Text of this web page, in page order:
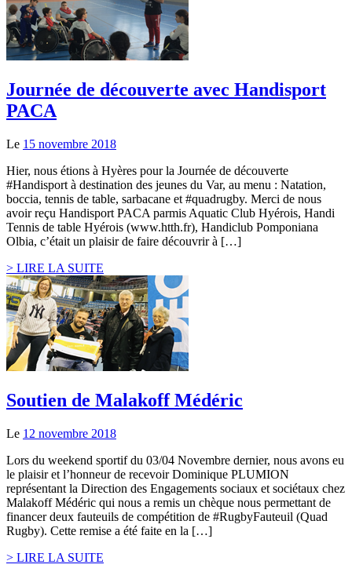
Journée de découverte avec Handisport
PACA
Le 15 novembre 2018
Hier, nous étions à Hyères pour la Journée de découverte
#Handisport à destination des jeunes du Var, au menu : Natation,
boccia, tennis de table, sarbacane et #quadrugby. Merci de nous
avoir reçu Handisport PACA parmis Aquatic Club Hyérois, Handi
Tennis de table Hyérois (www.htth.fr), Handiclub Pomponiana
Olbia, c’était un plaisir de faire découvrir à […]
> LIRE LA SUITE
Soutien de Malakoff Médéric
Le 12 novembre 2018
Lors du weekend sportif du 03/04 Novembre dernier, nous avons eu
le plaisir et l’honneur de recevoir Dominique PLUMION
représentant la Direction des Engagements sociaux et sociétaux chez
Malakoff Médéric qui nous a remis un chèque nous permettant de
financer deux fauteuils de compétition de #RugbyFauteuil (Quad
Rugby). Cette remise a été faite en la […]
> LIRE LA SUITE